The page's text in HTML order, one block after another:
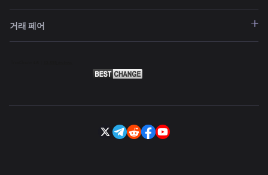
거래 페어